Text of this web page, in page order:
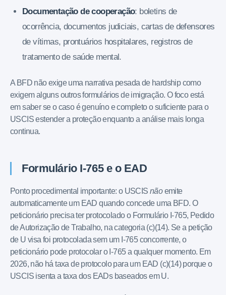
Documentação de cooperação: boletins de
ocorrência, documentos judiciais, cartas de defensores
de vítimas, prontuários hospitalares, registros de
tratamento de saúde mental.
A BFD não exige uma narrativa pesada de hardship como
exigem alguns outros formulários de imigração. O foco está
em saber se o caso é genuíno e completo o suficiente para o
USCIS estender a proteção enquanto a análise mais longa
continua.
Formulário I-765 e o EAD
Ponto procedimental importante: o USCIS nãoemite
automaticamente um EAD quando concede uma BFD. O
peticionário precisa ter protocolado o Formulário I-765, Pedido
de Autorização de Trabalho, na categoria (c)(14). Se a petição
de U visa foi protocolada sem um I-765 concorrente, o
peticionário pode protocolar o I-765 a qualquer momento. Em
2026, não há taxa de protocolo para um EAD (c)(14) porque o
USCIS isenta a taxa dos EADs baseados em U.